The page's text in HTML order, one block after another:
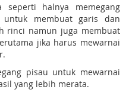
seperti halnya memegang
membuat garis dan
rinci namun juga membuat
jika harus mewarnai
pisau untuk mewarnai
yang lebih merata.